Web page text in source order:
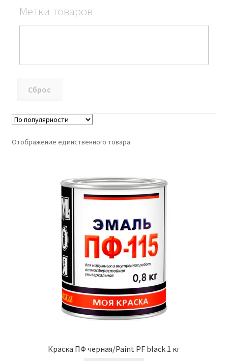
Метки товаров
Сброс
Отображение единственного товара
Краска ПФ черная/Paint PF black 1 кг